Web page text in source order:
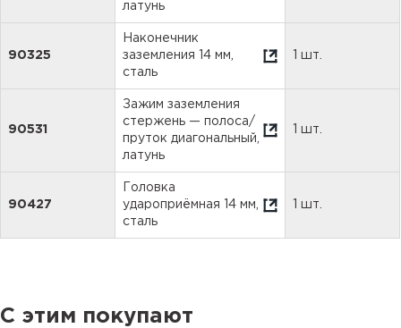
латунь
90325
Наконечник
заземления 14 мм,
сталь
1 шт.
90531
Зажим заземления
стержень — полоса/
пруток диагональный,
латунь
1 шт.
90427
Головка
удароприёмная 14 мм,
сталь
1 шт.
С этим покупают